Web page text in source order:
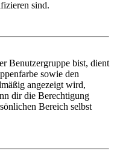
sind.
Benutzergruppe bist, dient
sowie den
angezeigt wird,
dir die Berechtigung
Bereich selbst